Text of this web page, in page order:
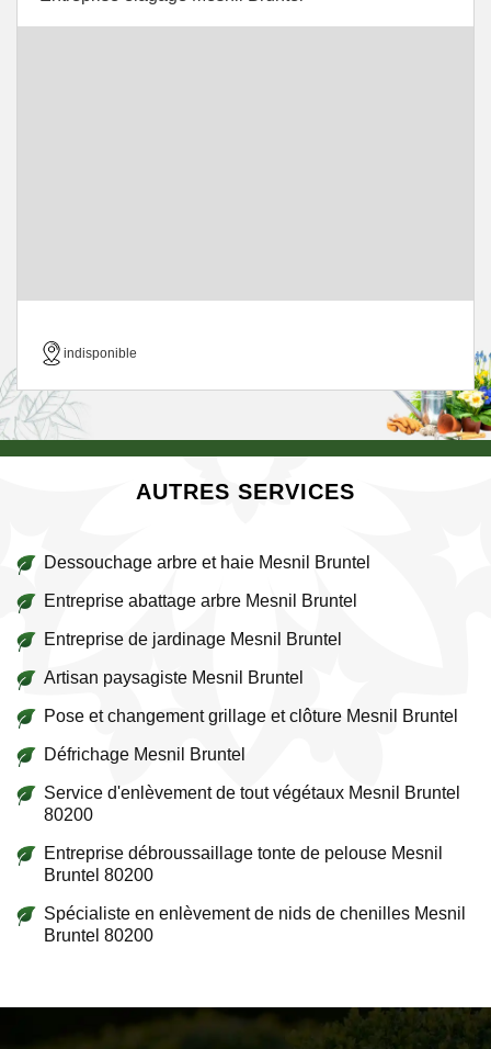
indisponible
AUTRES SERVICES
Dessouchage arbre et haie Mesnil Bruntel
Entreprise abattage arbre Mesnil Bruntel
Entreprise de jardinage Mesnil Bruntel
Artisan paysagiste Mesnil Bruntel
Pose et changement grillage et clôture Mesnil Bruntel
Défrichage Mesnil Bruntel
Service d'enlèvement de tout végétaux Mesnil Bruntel
80200
Entreprise débroussaillage tonte de pelouse Mesnil
Bruntel 80200
Spécialiste en enlèvement de nids de chenilles Mesnil
Bruntel 80200